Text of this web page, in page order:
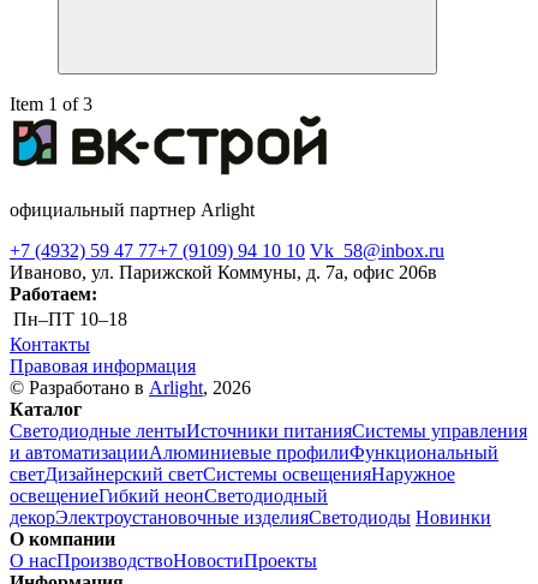
Item 1 of 3
официальный партнер Arlight
+7 (4932) 59 47 77+7 (9109) 94 10 10 Vk_58@inbox.ru
Иваново, ул. Парижской Коммуны, д. 7а, офис 206в
Работаем:
Пн–ПТ 10–18
Контакты
Правовая информация
© Разработано в Arlight, 2026
Каталог
Светодиодные лентыИсточники питанияСистемы управления
и автоматизацииАлюминиевые профилиФункциональный
светДизайнерский светСистемы освещенияНаружное
освещениеГибкий неонСветодиодный
декорЭлектроустановочные изделияСветодиоды Новинки
О компании
О насПроизводствоНовостиПроекты